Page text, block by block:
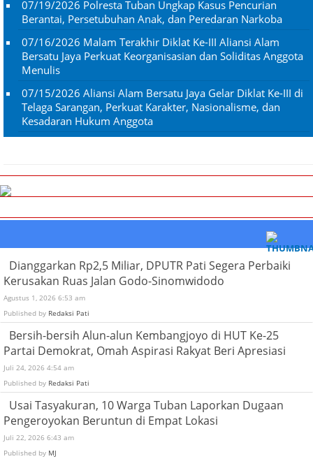
07/19/2026 Polresta Tuban Ungkap Kasus Pencurian
Berantai, Persetubuhan Anak, dan Peredaran Narkoba
07/16/2026 Malam Terakhir Diklat Ke-III Aliansi Alam
Bersatu Jaya Perkuat Keorganisasian dan Soliditas Anggota
Menulis
07/15/2026 Aliansi Alam Bersatu Jaya Gelar Diklat Ke-III di
Telaga Sarangan, Perkuat Karakter, Nasionalisme, dan
Kesadaran Hukum Anggota
Dianggarkan Rp2,5 Miliar, DPUTR Pati Segera Perbaiki
Kerusakan Ruas Jalan Godo-Sinomwidodo
Agustus 1, 2026 6:53 am
Published by Redaksi Pati
Bersih-bersih Alun-alun Kembangjoyo di HUT Ke-25
Partai Demokrat, Omah Aspirasi Rakyat Beri Apresiasi
Juli 24, 2026 4:54 am
Published by Redaksi Pati
Usai Tasyakuran, 10 Warga Tuban Laporkan Dugaan
Pengeroyokan Beruntun di Empat Lokasi
Juli 22, 2026 6:43 am
Published by MJ